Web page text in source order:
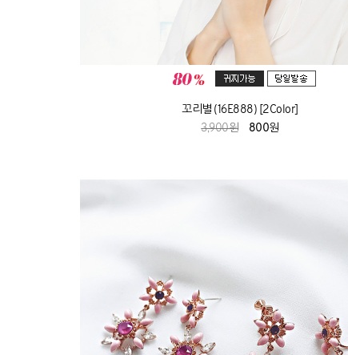
꼬리별 (16E888) [2Color]
3,900원
800원